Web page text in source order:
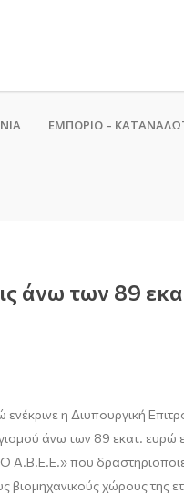
ΕΜΠΟΡΙΟ –
άνω των 89
ενέκρινε η Διυπουργική
άνω των 89 εκατ. ευρώ
Α.Β.Ε.Ε.» που
βιομηχανικούς χώρους της